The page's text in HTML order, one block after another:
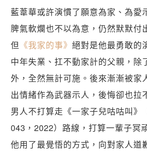
藍葦華或許演慣了願意為家、為愛
脾氣軟爛也不以為意，仍然默默付
但 《我家的事》絕對是他最勇敢的
中年失業、扛不動家計的父親，除
外，全然無計可施。後來漸漸被家
出情緒作為武器示人，後悔卻也拉
男人不打算走《一家子兒咕咕叫》
043，2022）路線，打算一輩子冥
他用了最覺悟的方式，向對家人道